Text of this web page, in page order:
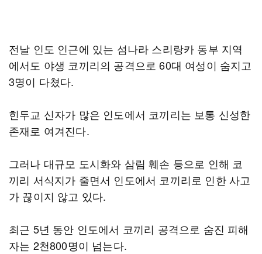
전날 인도 인근에 있는 섬나라 스리랑카 동부 지역
에서도 야생 코끼리의 공격으로 60대 여성이 숨지고
3명이 다쳤다.
힌두교 신자가 많은 인도에서 코끼리는 보통 신성한
존재로 여겨진다.
그러나 대규모 도시화와 삼림 훼손 등으로 인해 코
끼리 서식지가 줄면서 인도에서 코끼리로 인한 사고
가 끊이지 않고 있다.
최근 5년 동안 인도에서 코끼리 공격으로 숨진 피해
자는 2천800명이 넘는다.